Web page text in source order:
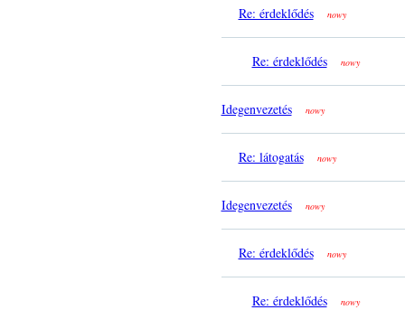
Re: érdeklődés nowy
Re: érdeklődés nowy
Idegenvezetés nowy
Re: látogatás nowy
Idegenvezetés nowy
Re: érdeklődés nowy
Re: érdeklődés nowy